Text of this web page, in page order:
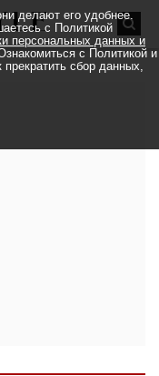
делают его удобнее.
с Политикой
персональных данных и
с Политикой и
сбор данных,